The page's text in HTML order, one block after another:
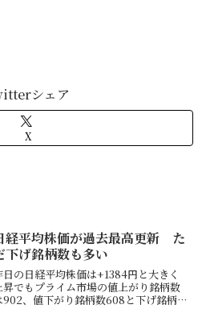
シェア
X
経平均株価が過去最高更新 た
下げ銘柄数も多い
日の日経平均株価は+1384円と大きく
昇でもプライム市場の値上がり銘柄数
902、値下がり銘柄数608と下げ銘柄も